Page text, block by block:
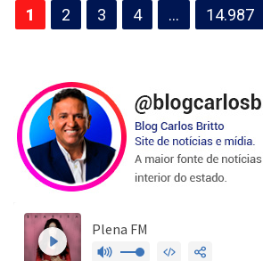
Paginação
de
1 2 3 4 … 14.987